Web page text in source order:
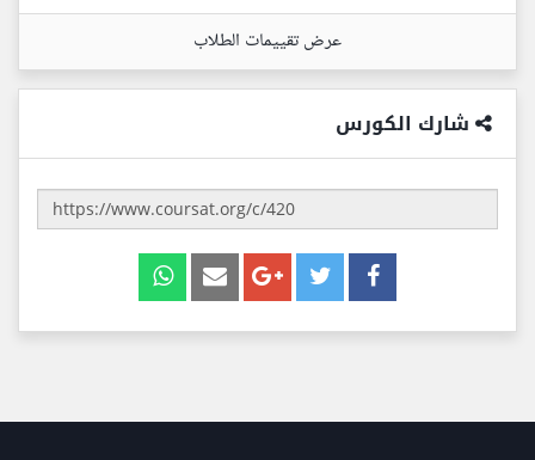
عرض تقييمات الطلاب
شارك الكورس